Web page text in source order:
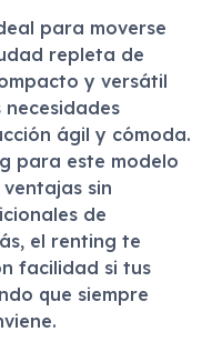
para moverse
repleta de
y versátil
ágil y cómoda.
para este modelo
sin
de
el renting te
facilidad si tus
que siempre